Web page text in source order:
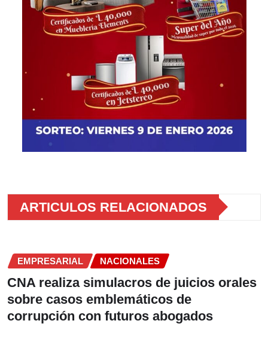
ARTICULOS RELACIONADOS
EMPRESARIAL NACIONALES
CNA realiza simulacros de juicios orales
sobre casos emblemáticos de
corrupción con futuros abogados